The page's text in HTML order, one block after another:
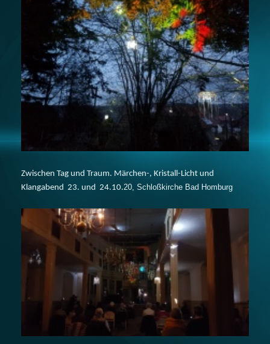
Zwischen Tag und Traum. Märchen-, Kristall-Licht und
Klangabend 23. und 24.10.20, Schloßkirche Bad Homburg